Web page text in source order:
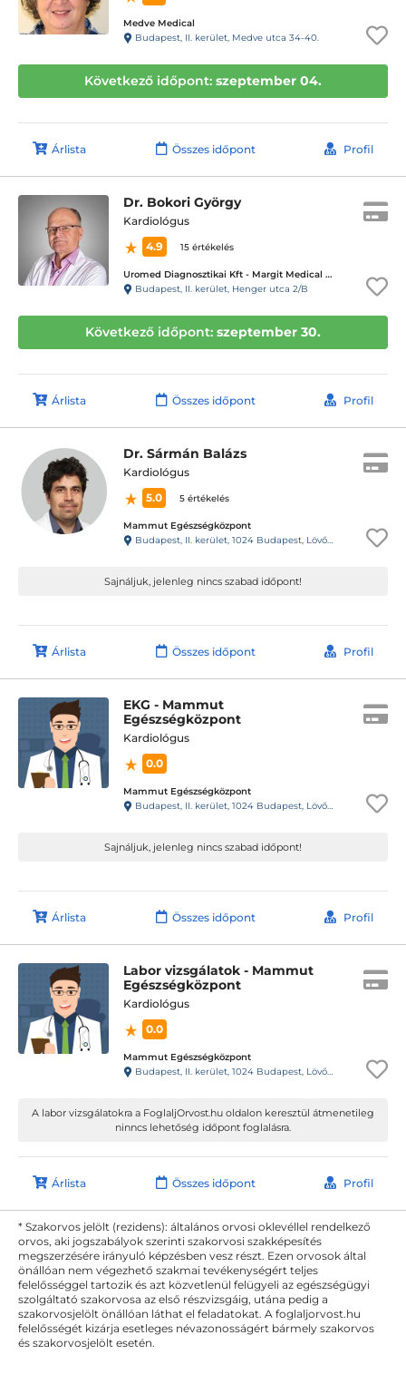
Medve Medical
Budapest, II. kerület, Medve utca 34-40.
Következő időpont: szeptember 04.
Árlista Összes időpont Profil
Dr. Bokori György
Kardiológus
4.9
15 értékelés
Uromed Diagnosztikai Kft - Margit Medical Center
Budapest, II. kerület, Henger utca 2/B
Következő időpont: szeptember 30.
Árlista Összes időpont Profil
Dr. Sármán Balázs
Kardiológus
5.0
5 értékelés
Mammut Egészségközpont
Budapest, II. kerület, 1024 Budapest, Lövőház utca 1-5. Mammut II., 4. emelet
Sajnáljuk, jelenleg nincs szabad időpont!
Árlista Összes időpont Profil
EKG - Mammut
Egészségközpont
Kardiológus
0.0
Mammut Egészségközpont
Budapest, II. kerület, 1024 Budapest, Lövőház utca 1-5. Mammut II., 4. emelet
Sajnáljuk, jelenleg nincs szabad időpont!
Árlista Összes időpont Profil
Labor vizsgálatok - Mammut
Egészségközpont
Kardiológus
0.0
Mammut Egészségközpont
Budapest, II. kerület, 1024 Budapest, Lövőház utca 1-5. Mammut II., 4. emelet
A labor vizsgálatokra a FoglaljOrvost.hu oldalon keresztül átmenetileg
ninncs lehetőség időpont foglalásra.
Árlista Összes időpont Profil
* Szakorvos jelölt (rezidens): általános orvosi oklevéllel rendelkező
orvos, aki jogszabályok szerinti szakorvosi szakképesítés
megszerzésére irányuló képzésben vesz részt. Ezen orvosok által
önállóan nem végezhető szakmai tevékenységért teljes
felelősséggel tartozik és azt közvetlenül felügyeli az egészségügyi
szolgáltató szakorvosa az első részvizsgáig, utána pedig a
szakorvosjelölt önállóan láthat el feladatokat. A foglaljorvost.hu
felelősségét kizárja esetleges névazonosságért bármely szakorvos
és szakorvosjelölt esetén.